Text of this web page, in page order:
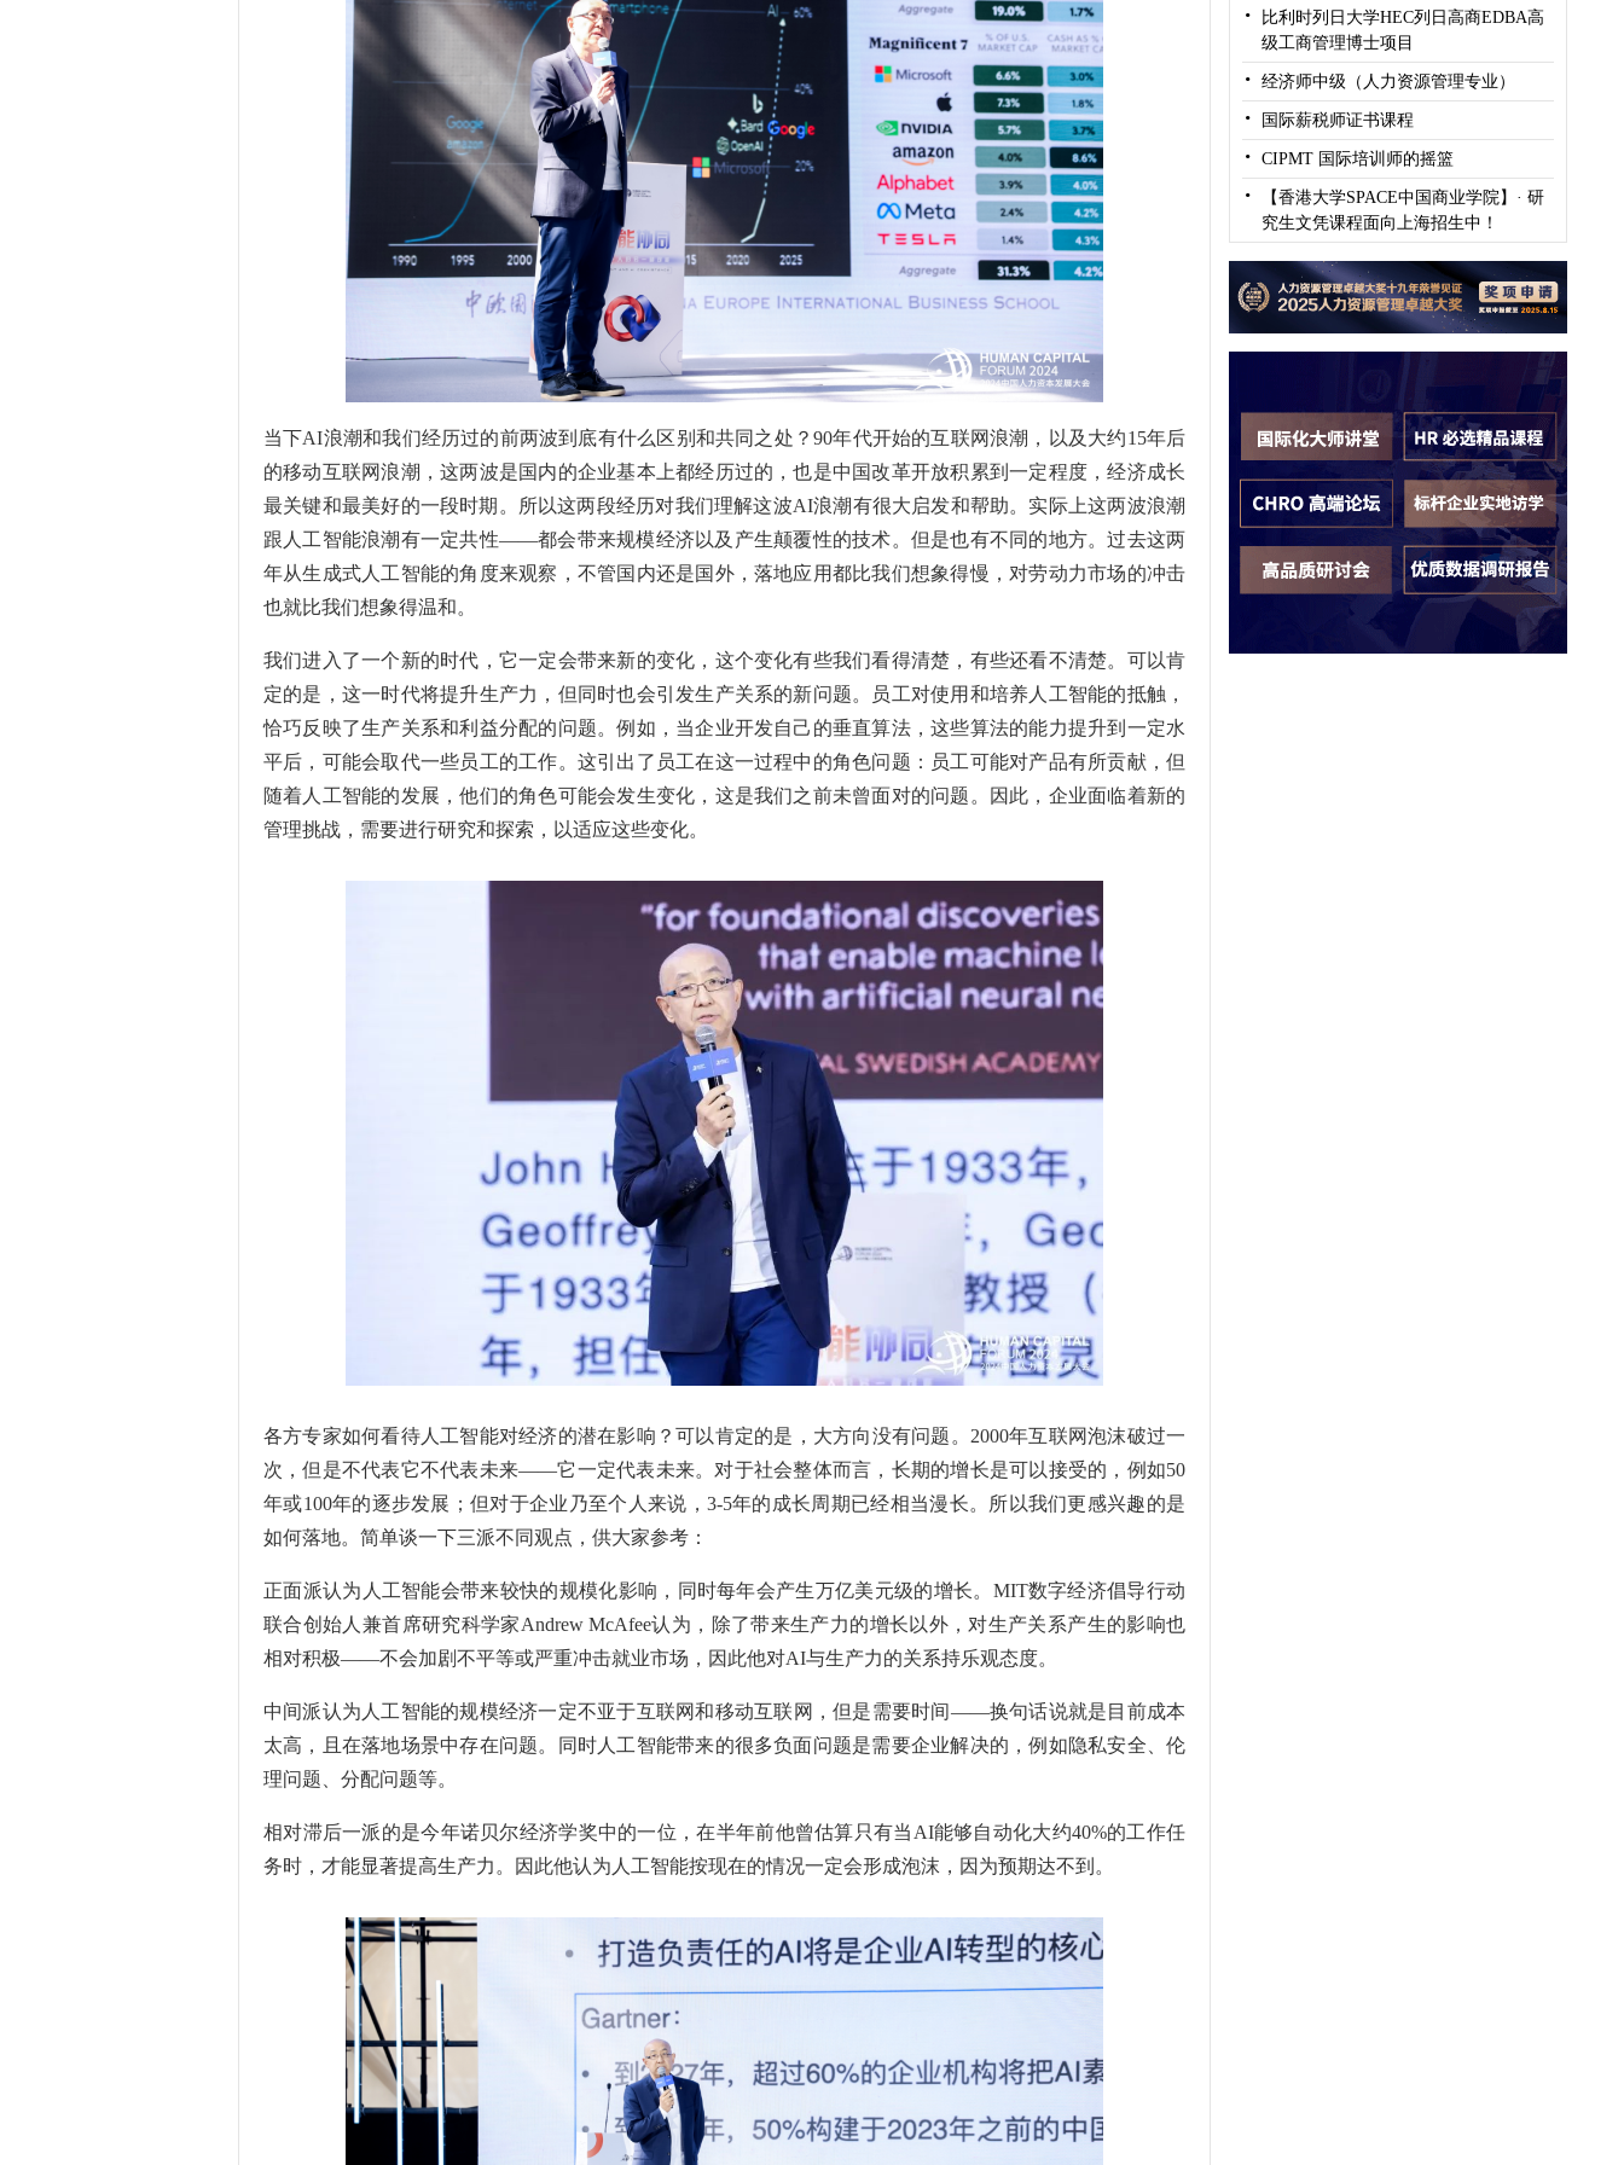
当下AI浪潮和我们经历过的前两波到底有什么区别和共同之处？90年代开始的互联网浪潮，以及大约15年后
的移动互联网浪潮，这两波是国内的企业基本上都经历过的，也是中国改革开放积累到一定程度，经济成长
最关键和最美好的一段时期。所以这两段经历对我们理解这波AI浪潮有很大启发和帮助。实际上这两波浪潮
跟人工智能浪潮有一定共性——都会带来规模经济以及产生颠覆性的技术。但是也有不同的地方。过去这两
年从生成式人工智能的角度来观察，不管国内还是国外，落地应用都比我们想象得慢，对劳动力市场的冲击
也就比我们想象得温和。
我们进入了一个新的时代，它一定会带来新的变化，这个变化有些我们看得清楚，有些还看不清楚。可以肯
定的是，这一时代将提升生产力，但同时也会引发生产关系的新问题。员工对使用和培养人工智能的抵触，
恰巧反映了生产关系和利益分配的问题。例如，当企业开发自己的垂直算法，这些算法的能力提升到一定水
平后，可能会取代一些员工的工作。这引出了员工在这一过程中的角色问题：员工可能对产品有所贡献，但
随着人工智能的发展，他们的角色可能会发生变化，这是我们之前未曾面对的问题。因此，企业面临着新的
管理挑战，需要进行研究和探索，以适应这些变化。
各方专家如何看待人工智能对经济的潜在影响？可以肯定的是，大方向没有问题。2000年互联网泡沫破过一
次，但是不代表它不代表未来——它一定代表未来。对于社会整体而言，长期的增长是可以接受的，例如50
年或100年的逐步发展；但对于企业乃至个人来说，3-5年的成长周期已经相当漫长。所以我们更感兴趣的是
如何落地。简单谈一下三派不同观点，供大家参考：
正面派认为人工智能会带来较快的规模化影响，同时每年会产生万亿美元级的增长。MIT数字经济倡导行动
联合创始人兼首席研究科学家Andrew McAfee认为，除了带来生产力的增长以外，对生产关系产生的影响也
相对积极——不会加剧不平等或严重冲击就业市场，因此他对AI与生产力的关系持乐观态度。
中间派认为人工智能的规模经济一定不亚于互联网和移动互联网，但是需要时间——换句话说就是目前成本
太高，且在落地场景中存在问题。同时人工智能带来的很多负面问题是需要企业解决的，例如隐私安全、伦
理问题、分配问题等。
相对滞后一派的是今年诺贝尔经济学奖中的一位，在半年前他曾估算只有当AI能够自动化大约40%的工作任
务时，才能显著提高生产力。因此他认为人工智能按现在的情况一定会形成泡沫，因为预期达不到。
·
比利时列日大学HEC列日高商EDBA高
级工商管理博士项目
· 经济师中级（人力资源管理专业）
· 国际薪税师证书课程
· CIPMT 国际培训师的摇篮
·
【香港大学SPACE中国商业学院】· 研
究生文凭课程面向上海招生中！